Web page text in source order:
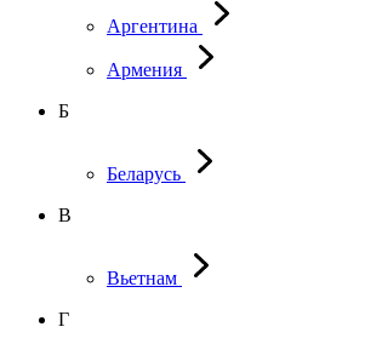
Аргентина
Армения
Б
Беларусь
В
Вьетнам
Г